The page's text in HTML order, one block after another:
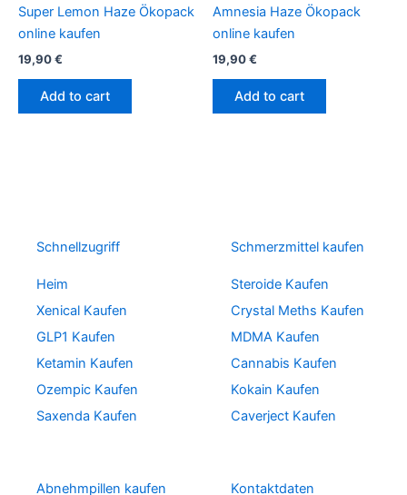
Super Lemon Haze Ökopack
online kaufen
19,90€
Add to cart
Amnesia Haze Ökopack
online kaufen
19,90€
Add to cart
Schnellzugriff
Heim
Xenical Kaufen
GLP1 Kaufen
Ketamin Kaufen
Ozempic Kaufen
Saxenda Kaufen
Schmerzmittel kaufen
Steroide Kaufen
Crystal Meths Kaufen
MDMA Kaufen
Cannabis Kaufen
Kokain Kaufen
Caverject Kaufen
Abnehmpillen kaufen Kontaktdaten